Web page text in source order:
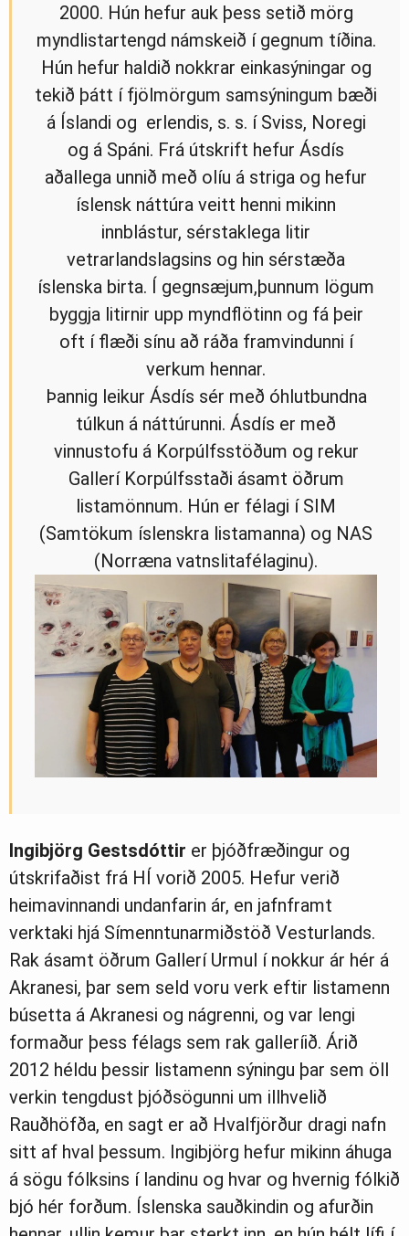
2000. Hún hefur auk þess setið mörg
myndlistartengd námskeið í gegnum tíðina.
Hún hefur haldið nokkrar einkasýningar og
tekið þátt í fjölmörgum samsýningum bæði
á Íslandi og erlendis, s. s. í Sviss, Noregi
og á Spáni. Frá útskrift hefur Ásdís
aðallega unnið með olíu á striga og hefur
íslensk náttúra veitt henni mikinn
innblástur, sérstaklega litir
vetrarlandslagsins og hin sérstæða
íslenska birta. Í gegnsæjum,þunnum lögum
byggja litirnir upp myndflötinn og fá þeir
oft í flæði sínu að ráða framvindunni í
verkum hennar.
Þannig leikur Ásdís sér með óhlutbundna
túlkun á náttúrunni. Ásdís er með
vinnustofu á Korpúlfsstöðum og rekur
Gallerí Korpúlfsstaði ásamt öðrum
listamönnum. Hún er félagi í SIM
(Samtökum íslenskra listamanna) og NAS
(Norræna vatnslitafélaginu).
Ingibjörg Gestsdóttir er þjóðfræðingur og
útskrifaðist frá HÍ vorið 2005. Hefur verið
heimavinnandi undanfarin ár, en jafnframt
verktaki hjá Símenntunarmiðstöð Vesturlands.
Rak ásamt öðrum Gallerí Urmul í nokkur ár hér á
Akranesi, þar sem seld voru verk eftir listamenn
búsetta á Akranesi og nágrenni, og var lengi
formaður þess félags sem rak galleríið. Árið
2012 héldu þessir listamenn sýningu þar sem öll
verkin tengdust þjóðsögunni um illhvelið
Rauðhöfða, en sagt er að Hvalfjörður dragi nafn
sitt af hval þessum. Ingibjörg hefur mikinn áhuga
á sögu fólksins í landinu og hvar og hvernig fólkið
bjó hér forðum. Íslenska sauðkindin og afurðin